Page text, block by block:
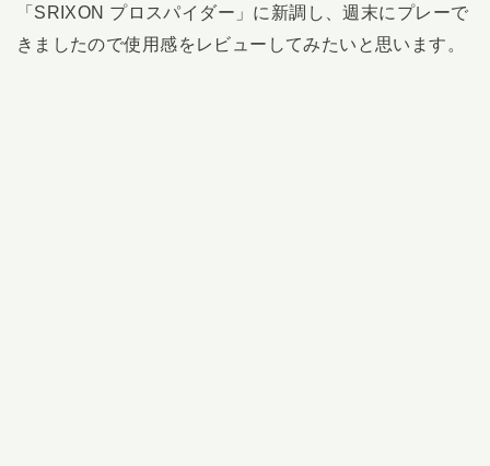
「SRIXON プロスパイダー」に新調し、週末にプレーで
きましたので使用感をレビューしてみたいと思います。